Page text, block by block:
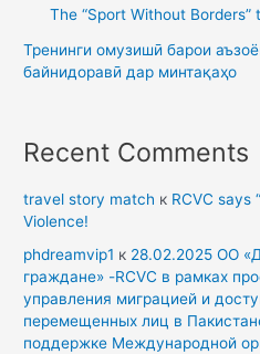
The “Sport Without Borders”
Тренинги омузишӣ барои
байнидоравӣ дар минтақаҳо
Recent Comments
travel story match к RCVC says
Violence!
phdreamvip1 к 28.02.2025 ОО
граждане» -RCVC в рамках
управления миграцией и
перемещенных лиц в
поддержке Международной